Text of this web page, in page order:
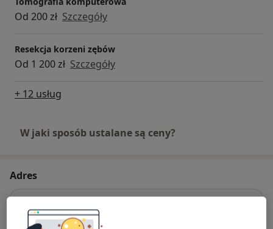
Od 200 zł Szczegóły
Resekcja korzeni zębów
Od 1 200 zł Szczegóły
+ 12 usług
W jaki sposób ustalane są ceny?
Adres
Astra Dent Śląskie Centrum Implantologii
i Stomatologii Estetycznej